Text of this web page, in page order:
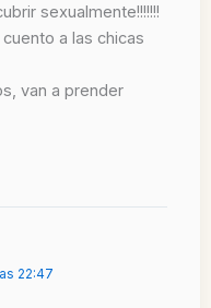
sexualmente!!!!!!!
a las chicas
van a prender
22:47